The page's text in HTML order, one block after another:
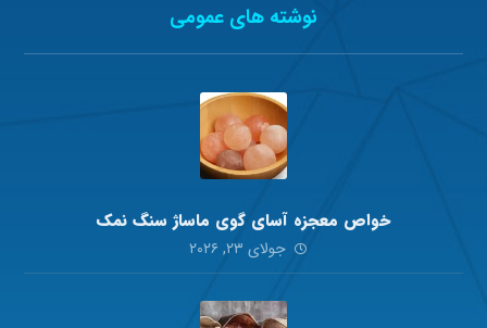
نوشته های عمومی
خواص معجزه آسای گوی ماساژ سنگ نمک
جولای ۲۳, ۲۰۲۶